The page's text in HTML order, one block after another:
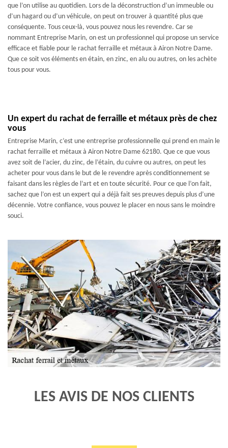
que l’on utilise au quotidien. Lors de la déconstruction d’un immeuble ou
d’un hagard ou d’un véhicule, on peut on trouver à quantité plus que
conséquente. Tous ceux-là, vous pouvez nous les revendre. Car se
nommant Entreprise Marin, on est un professionnel qui propose un service
efficace et fiable pour le rachat ferraille et métaux à Airon Notre Dame.
Que ce soit vos éléments en étain, en zinc, en alu ou autres, on les achète
tous pour vous.
Un expert du rachat de ferraille et métaux près de chez
vous
Entreprise Marin, c’est une entreprise professionnelle qui prend en main le
rachat ferraille et métaux à Airon Notre Dame 62180. Que ce que vous
avez soit de l’acier, du zinc, de l’étain, du cuivre ou autres, on peut les
acheter pour vous dans le but de le revendre après conditionnement se
faisant dans les règles de l’art et en toute sécurité. Pour ce que l’on fait,
sachez que l’on est un expert qui a déjà fait ses preuves depuis plus d’une
décennie. Votre confiance, vous pouvez le placer en nous sans le moindre
souci.
LES AVIS DE NOS CLIENTS